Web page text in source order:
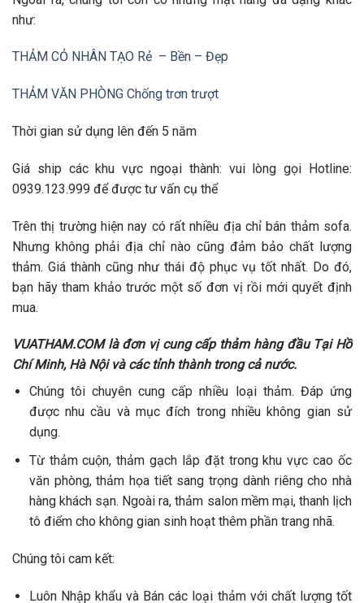
như:
THẢM CỎ NHÂN TẠO Rẻ – Bền – Đẹp
THẢM VĂN PHÒNG Chống trơn trượt
Thời gian sử dụng lên đến 5 năm
Giá ship các khu vực ngoại thành: vui lòng gọi Hotline:
0939.123.999 để được tư vấn cụ thể
Trên thị trường hiện nay có rất nhiều địa chỉ bán thảm sofa.
Nhưng không phải địa chỉ nào cũng đảm bảo chất lượng
thảm. Giá thành cũng như thái độ phục vụ tốt nhất. Do đó,
bạn hãy tham khảo trước một số đơn vị rồi mới quyết định
mua.
VUATHAM.COM là đơn vị cung cấp thảm hàng đầu Tại Hồ
Chí Minh, Hà Nội và các tỉnh thành trong cả nước.
Chúng tôi chuyên cung cấp nhiều loại thảm. Đáp ứng
được nhu cầu và mục đích trong nhiều không gian sử
dụng.
Từ thảm cuộn, thảm gạch lắp đặt trong khu vực cao ốc
văn phòng, thảm họa tiết sang trọng dành riêng cho nhà
hàng khách sạn. Ngoài ra, thảm salon mềm mại, thanh lịch
tô điểm cho không gian sinh hoạt thêm phần trang nhã.
Chúng tôi cam kết:
Luôn Nhập khẩu và Bán các loại thảm với chất lượng tốt